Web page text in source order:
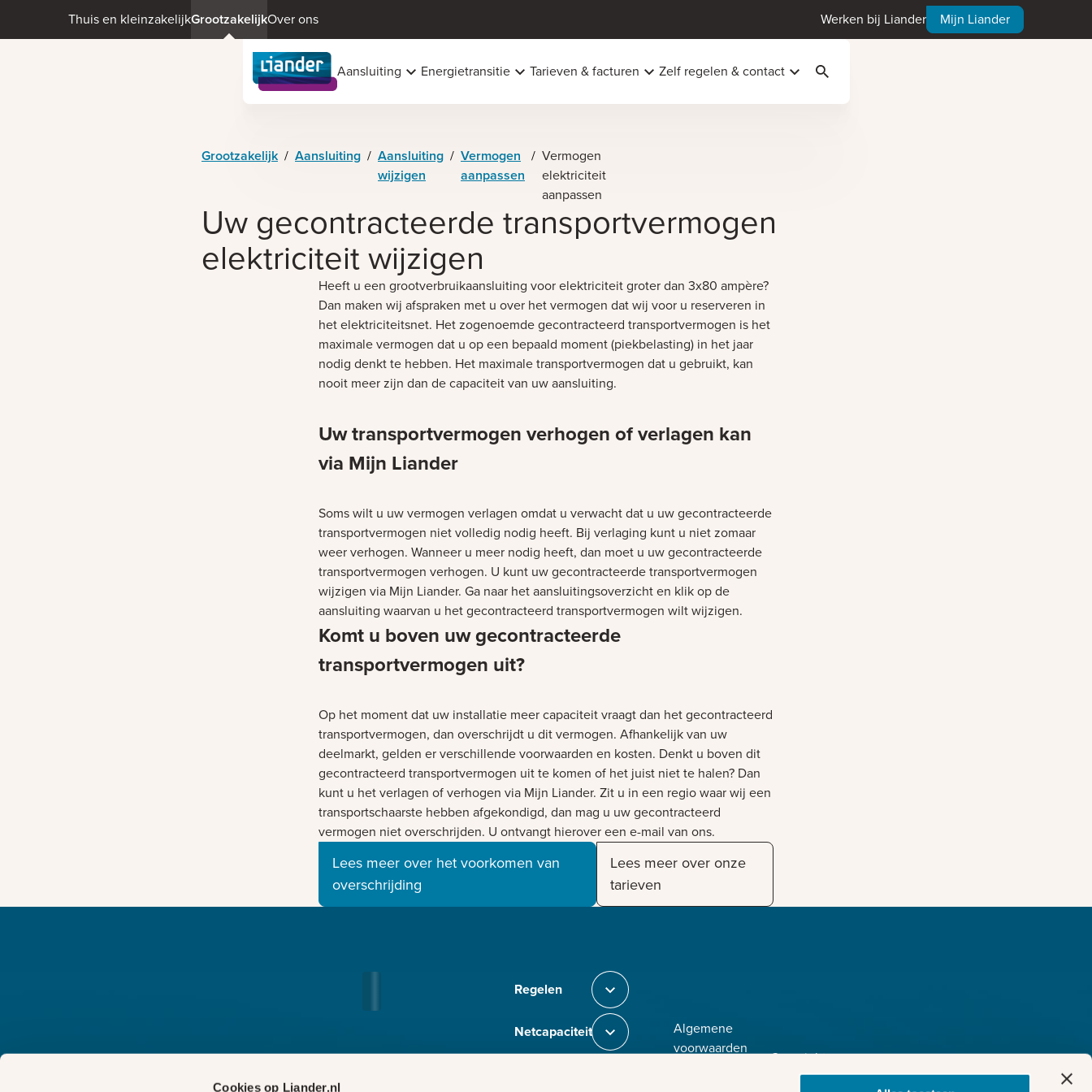
Cookies op Liander.nl
Thuis en kleinzakelijkGrootzakelijkOver ons Werken bij Liander Mijn Liander
Aansluiting Energietransitie Tarieven & facturen Zelf regelen & contact Zoeken
Grootzakelijk / Aansluiting / Aansluiting
wijzigen
/ Vermogen
aanpassen
/ Vermogen
elektriciteit
aanpassen
Uw gecontracteerde transportvermogen
elektriciteit wijzigen
Heeft u een grootverbruikaansluiting voor elektriciteit groter dan 3x80 ampère?
Dan maken wij afspraken met u over het vermogen dat wij voor u reserveren in
het elektriciteitsnet. Het zogenoemde gecontracteerd transportvermogen is het
maximale vermogen dat u op een bepaald moment (piekbelasting) in het jaar
nodig denkt te hebben. Het maximale transportvermogen dat u gebruikt, kan
nooit meer zijn dan de capaciteit van uw aansluiting.
Uw transportvermogen verhogen of verlagen kan
via Mijn Liander
Soms wilt u uw vermogen verlagen omdat u verwacht dat u uw gecontracteerde
transportvermogen niet volledig nodig heeft. Bij verlaging kunt u niet zomaar
weer verhogen. Wanneer u meer nodig heeft, dan moet u uw gecontracteerde
transportvermogen verhogen. U kunt uw gecontracteerde transportvermogen
wijzigen via Mijn Liander. Ga naar het aansluitingsoverzicht en klik op de
aansluiting waarvan u het gecontracteerd transportvermogen wilt wijzigen.
Komt u boven uw gecontracteerde
transportvermogen uit?
Op het moment dat uw installatie meer capaciteit vraagt dan het gecontracteerd
transportvermogen, dan overschrijdt u dit vermogen. Afhankelijk van uw
deelmarkt, gelden er verschillende voorwaarden en kosten. Denkt u boven dit
gecontracteerd transportvermogen uit te komen of het juist niet te halen? Dan
kunt u het verlagen of verhogen via Mijn Liander. Zit u in een regio waar wij een
transportschaarste hebben afgekondigd, dan mag u uw gecontracteerd
vermogen niet overschrijden. U ontvangt hierover een e-mail van ons.
Lees meer over het voorkomen van
overschrijding
Lees meer over onze
tarieven
Regelen Sluit section-0
Netcapaciteit Sluit section-1Algemene
voorwaarden
Copyright
2026